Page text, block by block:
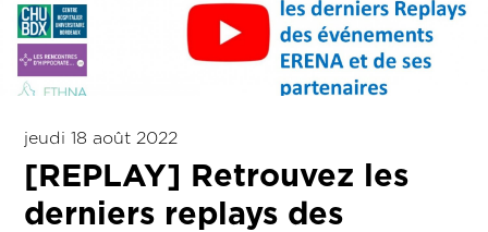
jeudi 18 août 2022
[REPLAY] Retrouvez les
derniers replays des